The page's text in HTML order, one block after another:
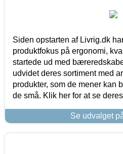
Siden opstarten af Livrig.dk
produktfokus på ergonomi,
startede ud med
udvidet deres sortiment med
produkter, som de mener kan
de små. Klik her for at se
Se udvalget